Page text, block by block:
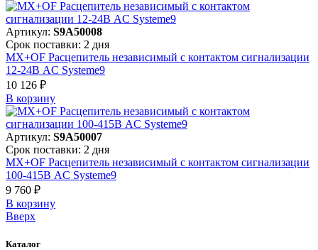
Артикул: S9A50008
Срок поставки: 2 дня
MX+OF Расцепитель независимый с контактом сигнализации
12-24В AC Systeme9
10 126 ₽
В корзинy
Артикул: S9A50007
Срок поставки: 2 дня
MX+OF Расцепитель независимый с контактом сигнализации
100-415В AC Systeme9
9 760 ₽
В корзинy
Вверх
Каталог